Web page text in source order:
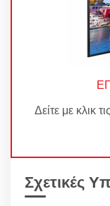
Δείτε με κλικ
Σχετικές